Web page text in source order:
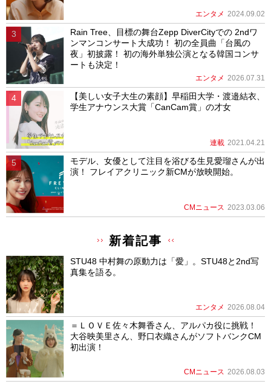
エンタメ 2024.09.02
Rain Tree、目標の舞台Zepp DiverCityでの 2ndワ
ンマンコンサート大成功！ 初の全員曲「台風の
夜」初披露！ 初の海外単独公演となる韓国コンサ
ートも決定！
エンタメ 2026.07.31
【美しい女子大生の素顔】早稲田大学・渡邉結衣、
学生アナウンス大賞「CanCam賞」の才女
連載 2021.04.21
モデル、女優として注目を浴びる生見愛瑠さんが出
演！ フレイアクリニック新CMが放映開始。
CMニュース 2023.03.06
新着記事
STU48 中村舞の原動力は「愛」。STU48と2nd写
真集を語る。
エンタメ 2026.08.04
＝ＬＯＶＥ佐々木舞香さん、アルパカ役に挑戦！
大谷映美里さん、野口衣織さんがソフトバンクCM
初出演！
CMニュース 2026.08.03